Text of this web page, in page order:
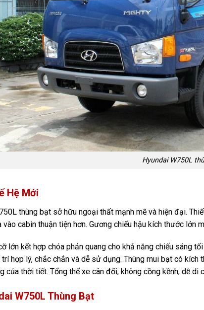
Hyundai W750L
Hệ Mới
thùng bạt sở hữu ngoại thất mạnh mẽ và hiện đại.
cabin thuận tiện hơn. Gương chiếu hậu kích thước lớn
lớn kết hợp chóa phản quang cho khả năng chiếu sáng
hợp lý, chắc chắn và dễ sử dụng. Thùng mui bạt có
của thời tiết. Tổng thể xe cân đối, không cồng kềnh, dễ di
W750L Thùng Bạt